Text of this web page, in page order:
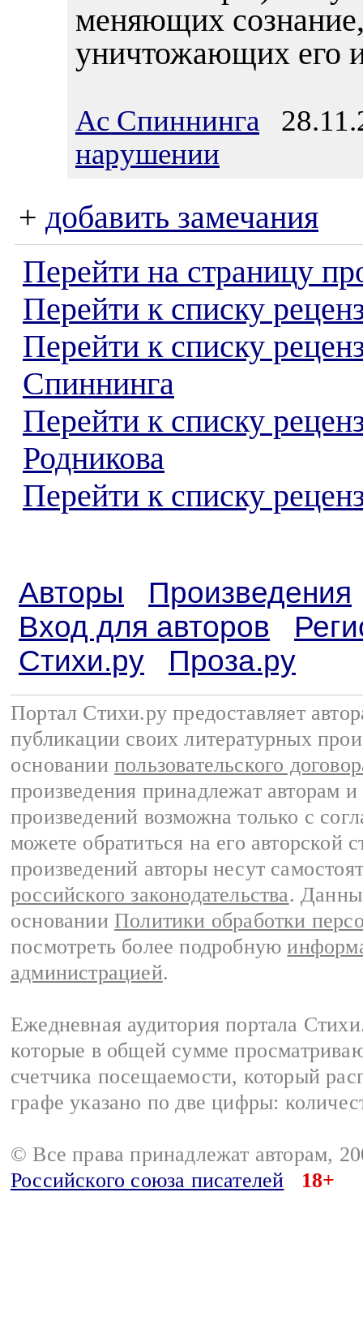
меняющих
уничтожающих его
Ас Спиннинга
нарушении
+ добавить замечания
Перейти на страницу
Перейти к списку
Перейти к списку
Спиннинга
Перейти к списку
Родникова
Перейти к списку
Авторы
Произведения
Вход для авторов
Стихи.ру
Проза.ру
Портал Стихи.ру предоставляет
публикации своих литературных
основании пользовательского
произведения принадлежат авторам
произведений возможна только с
можете обратиться на его авторской
произведений авторы несут
российского законодательства.
основании Политики обработки
посмотреть более подробную
администрацией.
Ежедневная аудитория портала
которые в общей сумме
счетчика посещаемости, который
графе указано по две цифры:
© Все права принадлежат авторам,
Российского союза писателей
18+